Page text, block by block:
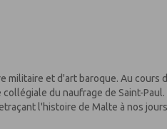
militaire et d'art baroque. Au cours
du naufrage de Saint-
l'histoire de Malte à nos